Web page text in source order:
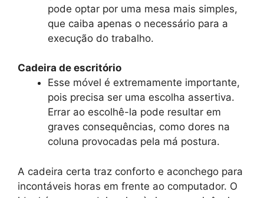
pode optar por uma mesa mais simples,
que caiba apenas o necessário para a
execução do trabalho.
Cadeira de escritório
Esse móvel é extremamente importante,
pois precisa ser uma escolha assertiva.
Errar ao escolhê-la pode resultar em
graves consequências, como dores na
coluna provocadas pela má postura.
A cadeira certa traz conforto e aconchego para
incontáveis horas em frente ao computador. O